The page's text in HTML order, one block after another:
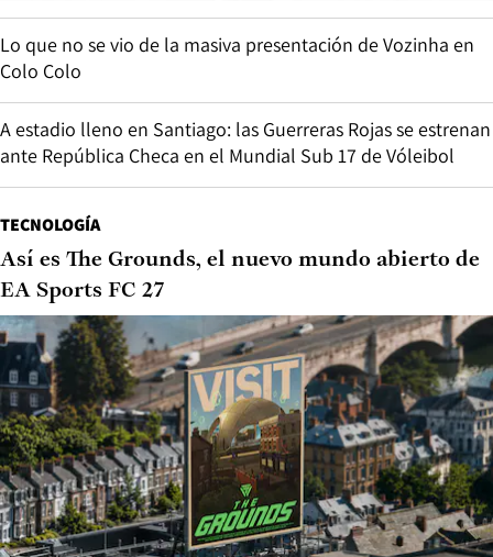
Lo que no se vio de la masiva presentación de Vozinha en
Colo Colo
A estadio lleno en Santiago: las Guerreras Rojas se estrenan
ante República Checa en el Mundial Sub 17 de Vóleibol
TECNOLOGÍA
Así es The Grounds, el nuevo mundo abierto de
EA Sports FC 27